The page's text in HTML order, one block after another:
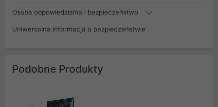
Osoba odpowiedzialna i bezpieczeństwo
Uniwersalna informacja o bezpieczeństwie
Podobne Produkty